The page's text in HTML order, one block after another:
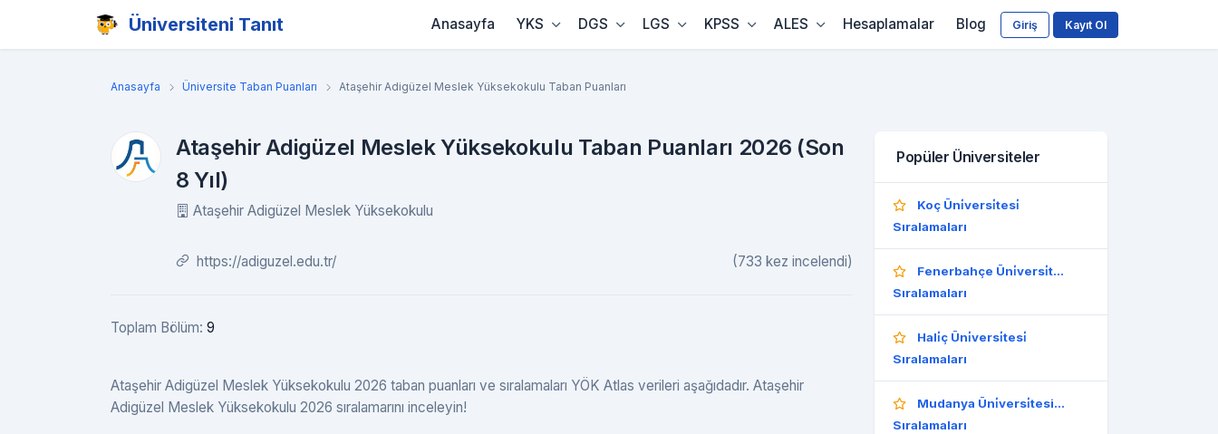
Üniversiteni Tanıt Giriş Kayıt Ol
Anasayfa YKS DGS LGS KPSS ALES Hesaplamalar Blog
Anasayfa Üniversite Taban Puanları Ataşehir Adigüzel Meslek Yüksekokulu Taban Puanları
Ataşehir Adigüzel Meslek Yüksekokulu Taban Puanları 2026 (Son
8 Yıl)
Ataşehir Adigüzel Meslek Yüksekokulu
https://adiguzel.edu.tr/ (733 kez incelendi)
Toplam Bölüm: 9
Ataşehir Adigüzel Meslek Yüksekokulu 2026 taban puanları ve sıralamaları YÖK Atlas verileri aşağıdadır. Ataşehir
Adigüzel Meslek Yüksekokulu 2026 sıralamarını inceleyin!
Popüler Üniversiteler
Koç Üni̇versi̇tesi̇
Sıralamaları
Fenerbahçe Üni̇versi̇t...
Sıralamaları
Hali̇ç Üni̇versi̇tesi̇
Sıralamaları
Mudanya Üni̇versi̇tesi...
Sıralamaları